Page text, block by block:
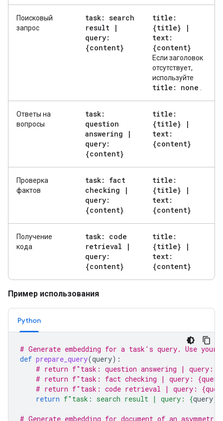
Поисковый
запрос
task: search
result
|
query:
{content}
title:
{title}
|
text:
{content}
Если заголовок
отсутствует,
используйте
title: none
Ответы на
вопросы
task:
question
answering
|
query:
{content}
title:
{title}
|
text:
{content}
Проверка
фактов
task: fact
checking
|
query:
{content}
title:
{title}
|
text:
{content}
Получение
кода
task: code
retrieval
|
query:
{content}
title:
{title}
|
text:
{content}
Пример использования
Python
# Generate embedding for a task's query. Use
def prepare_query(query):
# return f"task: question answering | query:
# return f"task: fact checking | query:
# return f"task: code retrieval | query:
return f"task: search result | query: {query}
# Generate embedding for document of an